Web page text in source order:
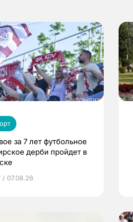
за 7 лет футбольное
дерби пройдет в
/ 07.08.26